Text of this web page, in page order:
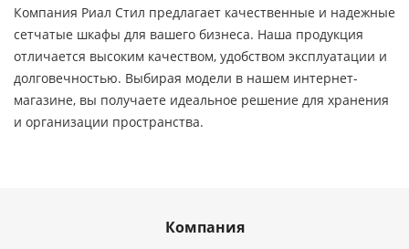
Компания Риал Стил предлагает качественные и надежные
сетчатые шкафы для вашего бизнеса. Наша продукция
отличается высоким качеством, удобством эксплуатации и
долговечностью. Выбирая модели в нашем интернет-
магазине, вы получаете идеальное решение для хранения
и организации пространства.
Компания